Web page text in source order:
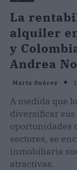
La
alquiler
y
Andrea
Marta Suárez
A medida que
diversificar
oportunidades
sectores, se
inmobiliaria
atractivas.